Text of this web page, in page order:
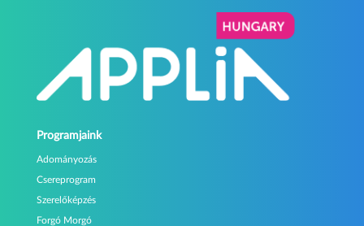
Programjaink
Adományozás
Csereprogram
Szerelőképzés
Forgó Morgó